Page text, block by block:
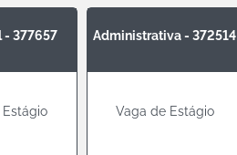
- 377657 Administrativa - 372514
Vaga de Estágio